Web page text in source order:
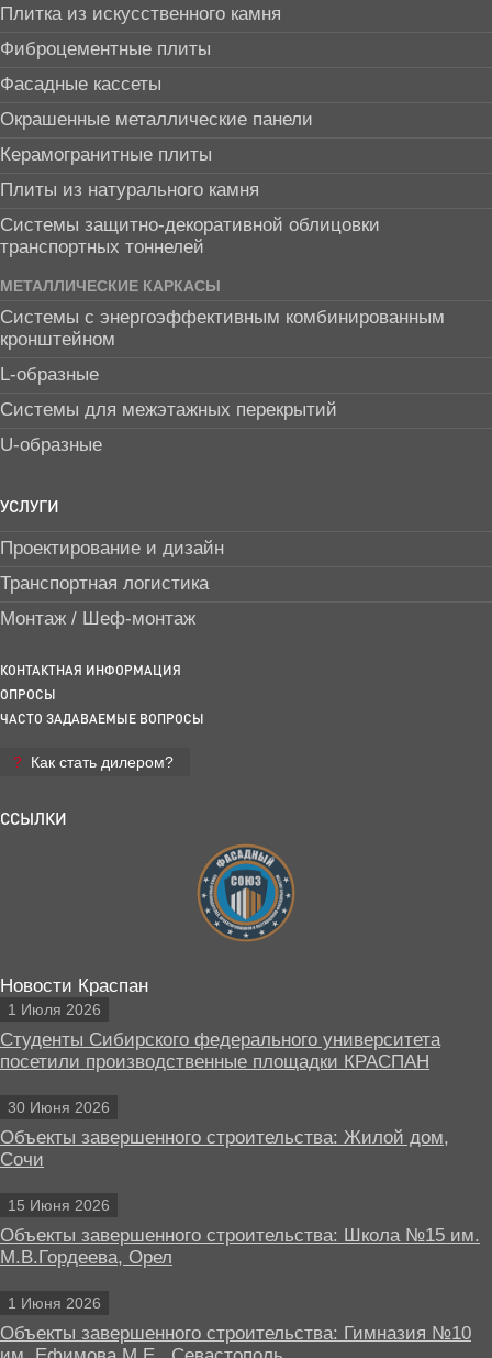
Плитка из искусственного камня
Фиброцементные плиты
Фасадные кассеты
Окрашенные металлические панели
Керамогранитные плиты
Плиты из натурального камня
Системы защитно-декоративной облицовки
транспортных тоннелей
МЕТАЛЛИЧЕСКИЕ КАРКАСЫ
Системы с энергоэффективным комбинированным
кронштейном
L-образные
Системы для межэтажных перекрытий
U-образные
УСЛУГИ
Проектирование и дизайн
Транспортная логистика
Монтаж / Шеф-монтаж
КОНТАКТНАЯ ИНФОРМАЦИЯ
ОПРОСЫ
ЧАСТО ЗАДАВАЕМЫЕ ВОПРОСЫ
Как стать дилером?
ССЫЛКИ
Новости Краспан
1 Июля 2026
Студенты Сибирского федерального университета
посетили производственные площадки КРАСПАН
30 Июня 2026
Объекты завершенного строительства: Жилой дом,
Сочи
15 Июня 2026
Объекты завершенного строительства: Школа №15 им.
М.В.Гордеева, Орел
1 Июня 2026
Объекты завершенного строительства: Гимназия №10